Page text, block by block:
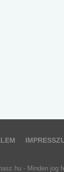
- Minden jog